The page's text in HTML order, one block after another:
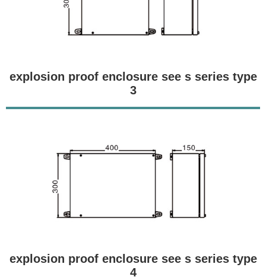
explosion proof enclosure see s series type
3
explosion proof enclosure see s series type
4